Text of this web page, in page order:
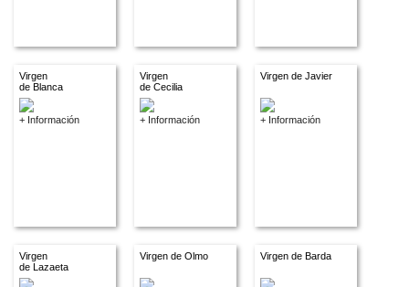
Virgen
de Blanca
+ Información
Virgen
de Cecilia
+ Información
Virgen de Javier
+ Información
Virgen
de Lazaeta
Virgen de Olmo Virgen de Barda